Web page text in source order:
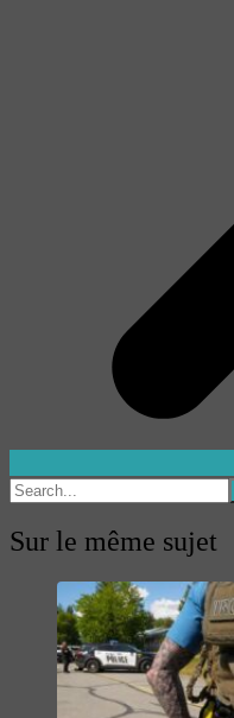
Sur le même sujet